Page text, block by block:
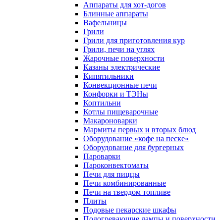
Аппараты для хот-догов
Блинные аппараты
Вафельницы
Грили
Грили для приготовления кур
Грили, печи на углях
Жарочные поверхности
Казаны электрические
Кипятильники
Конвекционные печи
Конфорки и ТЭНы
Коптильни
Котлы пищеварочные
Макароноварки
Мармиты первых и вторых блюд
Оборудование «кофе на песке»
Оборудование для бургерных
Пароварки
Пароконвектоматы
Печи для пиццы
Печи комбинированные
Печи на твердом топливе
Плиты
Подовые пекарские шкафы